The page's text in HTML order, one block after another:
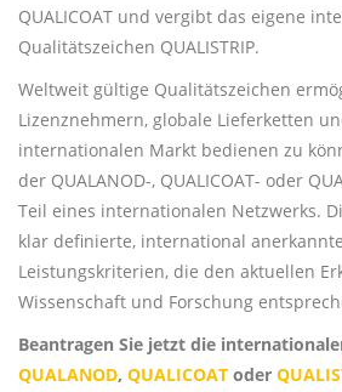
QUALICOAT und vergibt das eigene
Qualitätszeichen QUALISTRIP.
Weltweit gültige Qualitätszeichen
Lizenznehmern, globale Lieferketten
internationalen Markt bedienen zu
der QUALANOD-, QUALICOAT- oder
Teil eines internationalen Netzwerks.
klar definierte, international
Leistungskriterien, die den aktuellen
Wissenschaft und Forschung
Beantragen Sie jetzt die
QUALANOD, QUALICOAT oder